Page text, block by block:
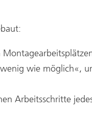
wie möglich«,
Arbeitsschritte